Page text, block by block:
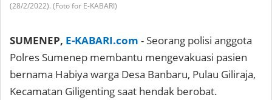
(28/2/2022). (Foto for E-KABARI)
SUMENEP, E-KABARI.com - Seorang polisi anggota
Polres Sumenep membantu mengevakuasi pasien
bernama Habiya warga Desa Banbaru, Pulau Giliraja,
Kecamatan Giligenting saat hendak berobat.